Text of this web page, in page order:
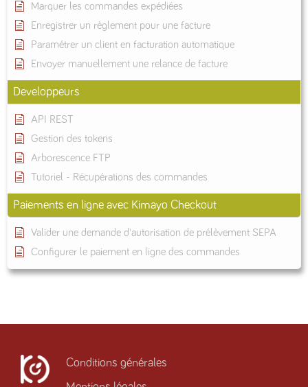
Marquer les commandes expédiées
Enregistrer un règlement pour une facture
Paramétrer un client en facturation automatique
Envoyer manuellement une relance de facture
Developpeurs
API REST
Gestion des tokens
Arborescence FTP
Tutoriel - Récupérations des commandes
Paiements en ligne avec Kimayo Checkout
Valider une demande d'autorisation de prélèvement SEPA
Configurer le paiement en ligne des commandes
Conditions générales